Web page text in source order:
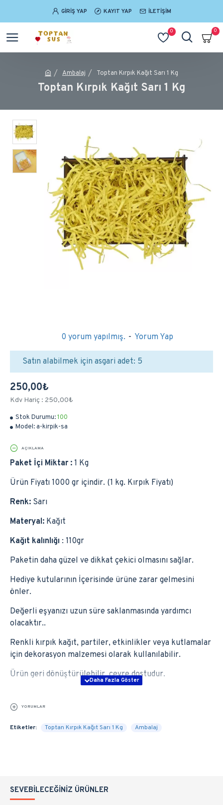
GIRIŞ YAP KAYIT YAP İLETIŞIM
0 0
Ambalaj Toptan Kırpık Kağıt Sarı 1 Kg
Toptan Kırpık Kağıt Sarı 1 Kg
Stok Durumu:100
Model:a-kirpik-sa
0 yorum yapılmış. - Yorum Yap
250,00₺
Kdv Hariç : 250,00₺
Satın alabilmek için asgari adet: 5
AÇIKLAMA
Paket İçi Miktar : 1 Kg
Ürün Fiyatı 1000 gr içindir. (1 kg. Kırpık Fiyatı)
Renk: Sarı
Materyal: Kağıt
Kağıt kalınlığı : 110gr
Paketin daha güzel ve dikkat çekici olmasını sağlar.
Hediye kutularının İçerisinde ürüne zarar gelmesini
önler.
Değerli eşyanızı uzun süre saklanmasında yardımcı
olacaktır..
Renkli kırpık kağıt, partiler, etkinlikler veya kutlamalar
için dekorasyon malzemesi olarak kullanılabilir.
Ürün geri dönüştürülebilir, çevre dostudur.
YORUMLAR
Etiketler: Toptan Kırpık Kağıt Sarı 1 Kg Ambalaj
SEVEBILECEĞINIZ ÜRÜNLER